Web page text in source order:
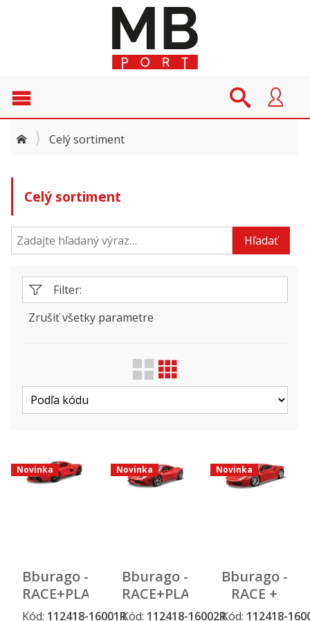
Celý sortiment
Celý sortiment
Hľadať
Filter:
Druh
Výrobca
Zrušiť všetky parametre
Bburago -
RACE+PLAY,
Ferrari
Novinka
Kód: 112418-16001R
Novinka
Bburago -
RACE+PLAY,
Ferrari
Novinka
Kód: 112418-16002R
Novinka
Bburago -
RACE +
PLAY,
Novinka
Kód: 112418-
Novinka